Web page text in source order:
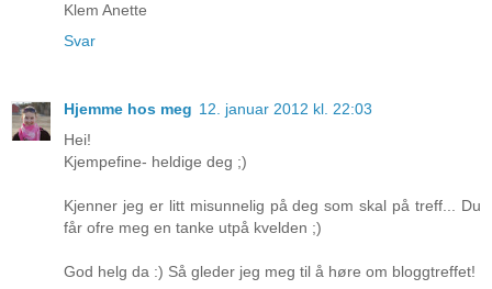
Klem Anette
Svar
Hjemme hos meg 12. januar 2012 kl. 22:03
Hei!
Kjempefine- heldige deg ;)
Kjenner jeg er litt misunnelig på deg som skal på treff... Du
får ofre meg en tanke utpå kvelden ;)
God helg da :) Så gleder jeg meg til å høre om bloggtreffet!